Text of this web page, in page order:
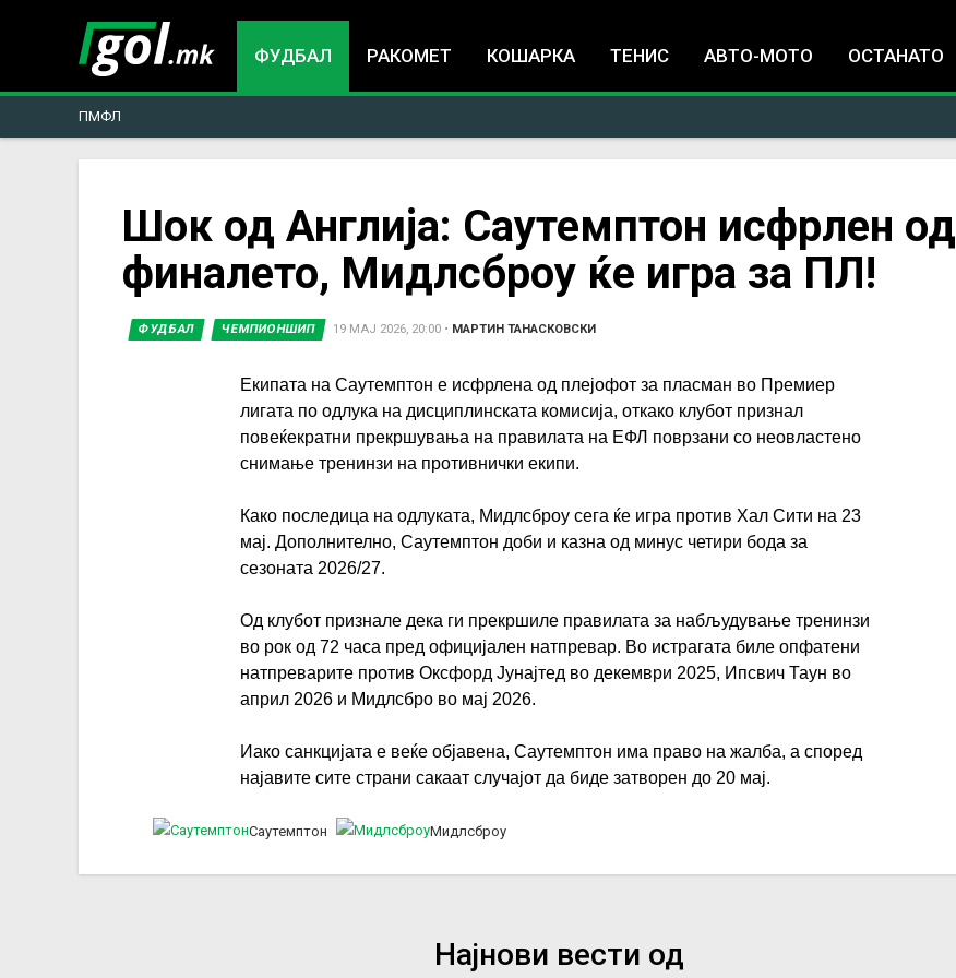
ФУДБАЛ РАКОМЕТ КОШАРКА ТЕНИС АВТО-МОТО ОСТАНАТО
ПМФЛ
here
Шок од Англија: Саутемптон исфрлен од
финалето, Мидлсброу ќе игра за ПЛ!
ФУДБАЛ ЧЕМПИОНШИП 19 МАЈ 2026, 20:00 • МАРТИН ТАНАСКОВСКИ
Екипата на Саутемптон е исфрлена од плејофот за пласман во Премиер
лигата по одлука на дисциплинската комисија, откако клубот признал
повеќекратни прекршувања на правилата на ЕФЛ поврзани со неовластено
снимање тренинзи на противнички екипи.
Како последица на одлуката, Мидлсброу сега ќе игра против Хал Сити на 23
мај. Дополнително, Саутемптон доби и казна од минус четири бода за
сезоната 2026/27.
Од клубот признале дека ги прекршиле правилата за набљудување тренинзи
во рок од 72 часа пред официјален натпревар. Во истрагата биле опфатени
натпреварите против Оксфорд Јунајтед во декември 2025, Ипсвич Таун во
април 2026 и Мидлсбро во мај 2026.
Иако санкцијата е веќе објавена, Саутемптон има право на жалба, а според
најавите сите страни сакаат случајот да биде затворен до 20 мај.
Саутемптон Мидлсброу
Најнови вести од